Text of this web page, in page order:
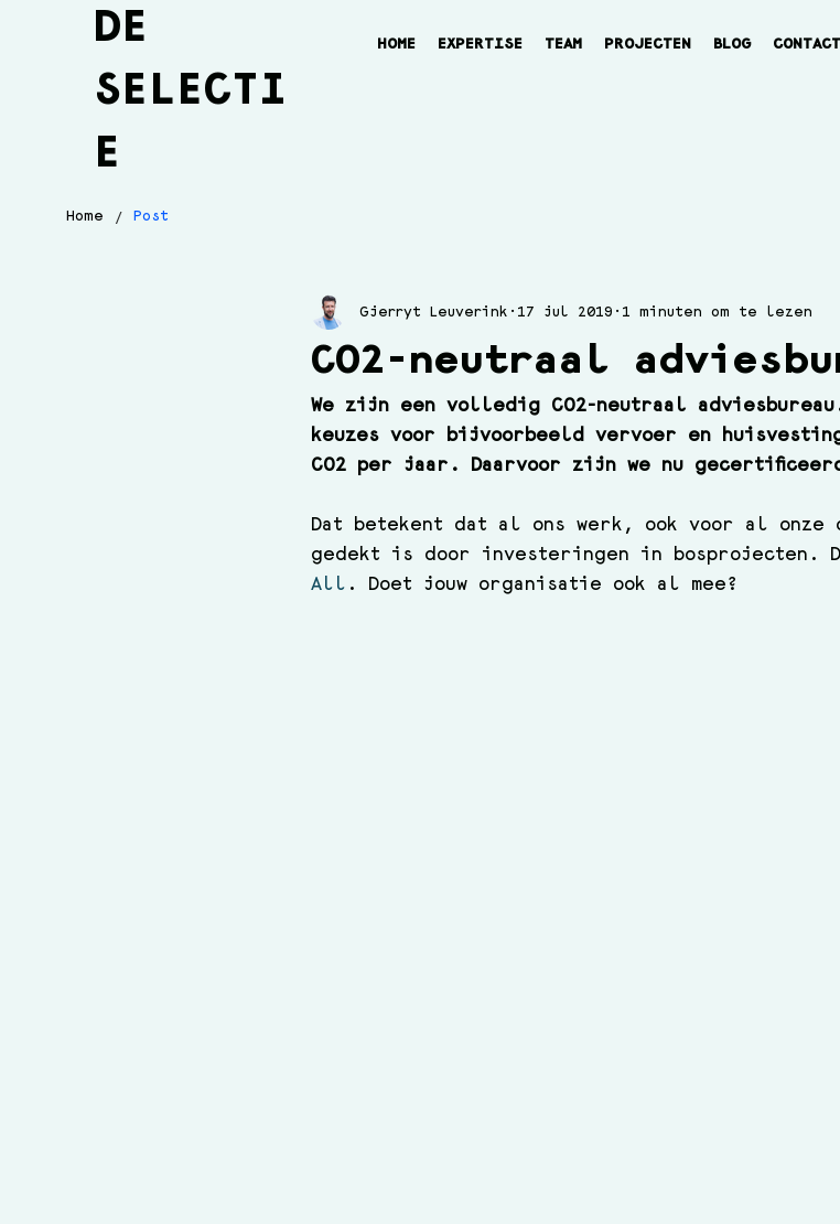
DE
SELECTI
E
HOME EXPERTISE TEAM PROJECTEN BLOG CONTACT
Home / Post
CO2-neutraal
Gjerryt Leuverink 17 jul 2019 1 minuten om te lezen
We zijn een volledig CO2-neutraal adviesbureau.
keuzes voor bijvoorbeeld vervoer en
CO2 per jaar. Daarvoor zijn we nu
Dat betekent dat al ons werk, ook voor al
gedekt is door investeringen in bosprojecten.
All . Doet jouw organisatie ook al mee?